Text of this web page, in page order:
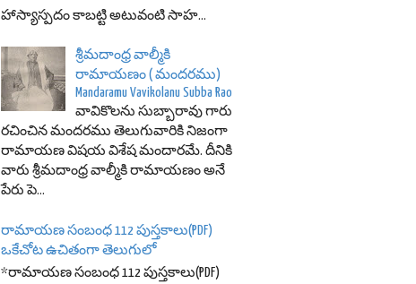
హాస్యాస్పదం కాబట్టి అటువంటి సాహ...
శ్రీమదాంధ్ర వాల్మీకి
రామాయణం ( మందరము)
Mandaramu Vavikolanu Subba Rao
వావికొలను సుబ్బారావు గారు
రచించిన మందరము తెలుగువారికి నిజంగా
రామాయణ విషయ విశేష మందారమే. దీనికి
వారు శ్రీమదాంధ్ర వాల్మీకి రామాయణం అనే
పేరు పె...
రామాయణ సంబంధ 112 పుస్తకాలు(PDF)
ఒకేచోట ఉచితంగా తెలుగులో
*రామాయణ సంబంధ 112 పుస్తకాలు(PDF)